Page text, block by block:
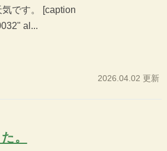
です。 [caption
al...
2026.04.02 更新
。